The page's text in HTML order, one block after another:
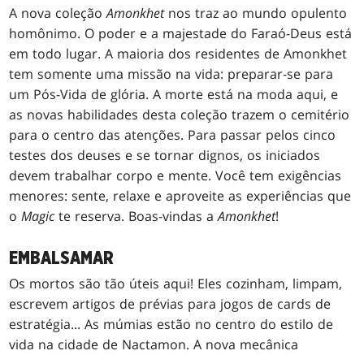
A nova coleçãoAmonkhetnos traz ao mundo opulento
homônimo. O poder e a majestade do Faraó-Deus está
em todo lugar. A maioria dos residentes de Amonkhet
tem somente uma missão na vida: preparar-se para
um Pós-Vida de glória. A morte está na moda aqui, e
as novas habilidades desta coleção trazem o cemitério
para o centro das atenções. Para passar pelos cinco
testes dos deuses e se tornar dignos, os iniciados
devem trabalhar corpo e mente. Você tem exigências
menores: sente, relaxe e aproveite as experiências que
oMagic te reserva. Boas-vindas aAmonkhet!
EMBALSAMAR
Os mortos são tão úteis aqui! Eles cozinham, limpam,
escrevem artigos de prévias para jogos de cards de
estratégia... As múmias estão no centro do estilo de
vida na cidade de Nactamon. A nova mecânica